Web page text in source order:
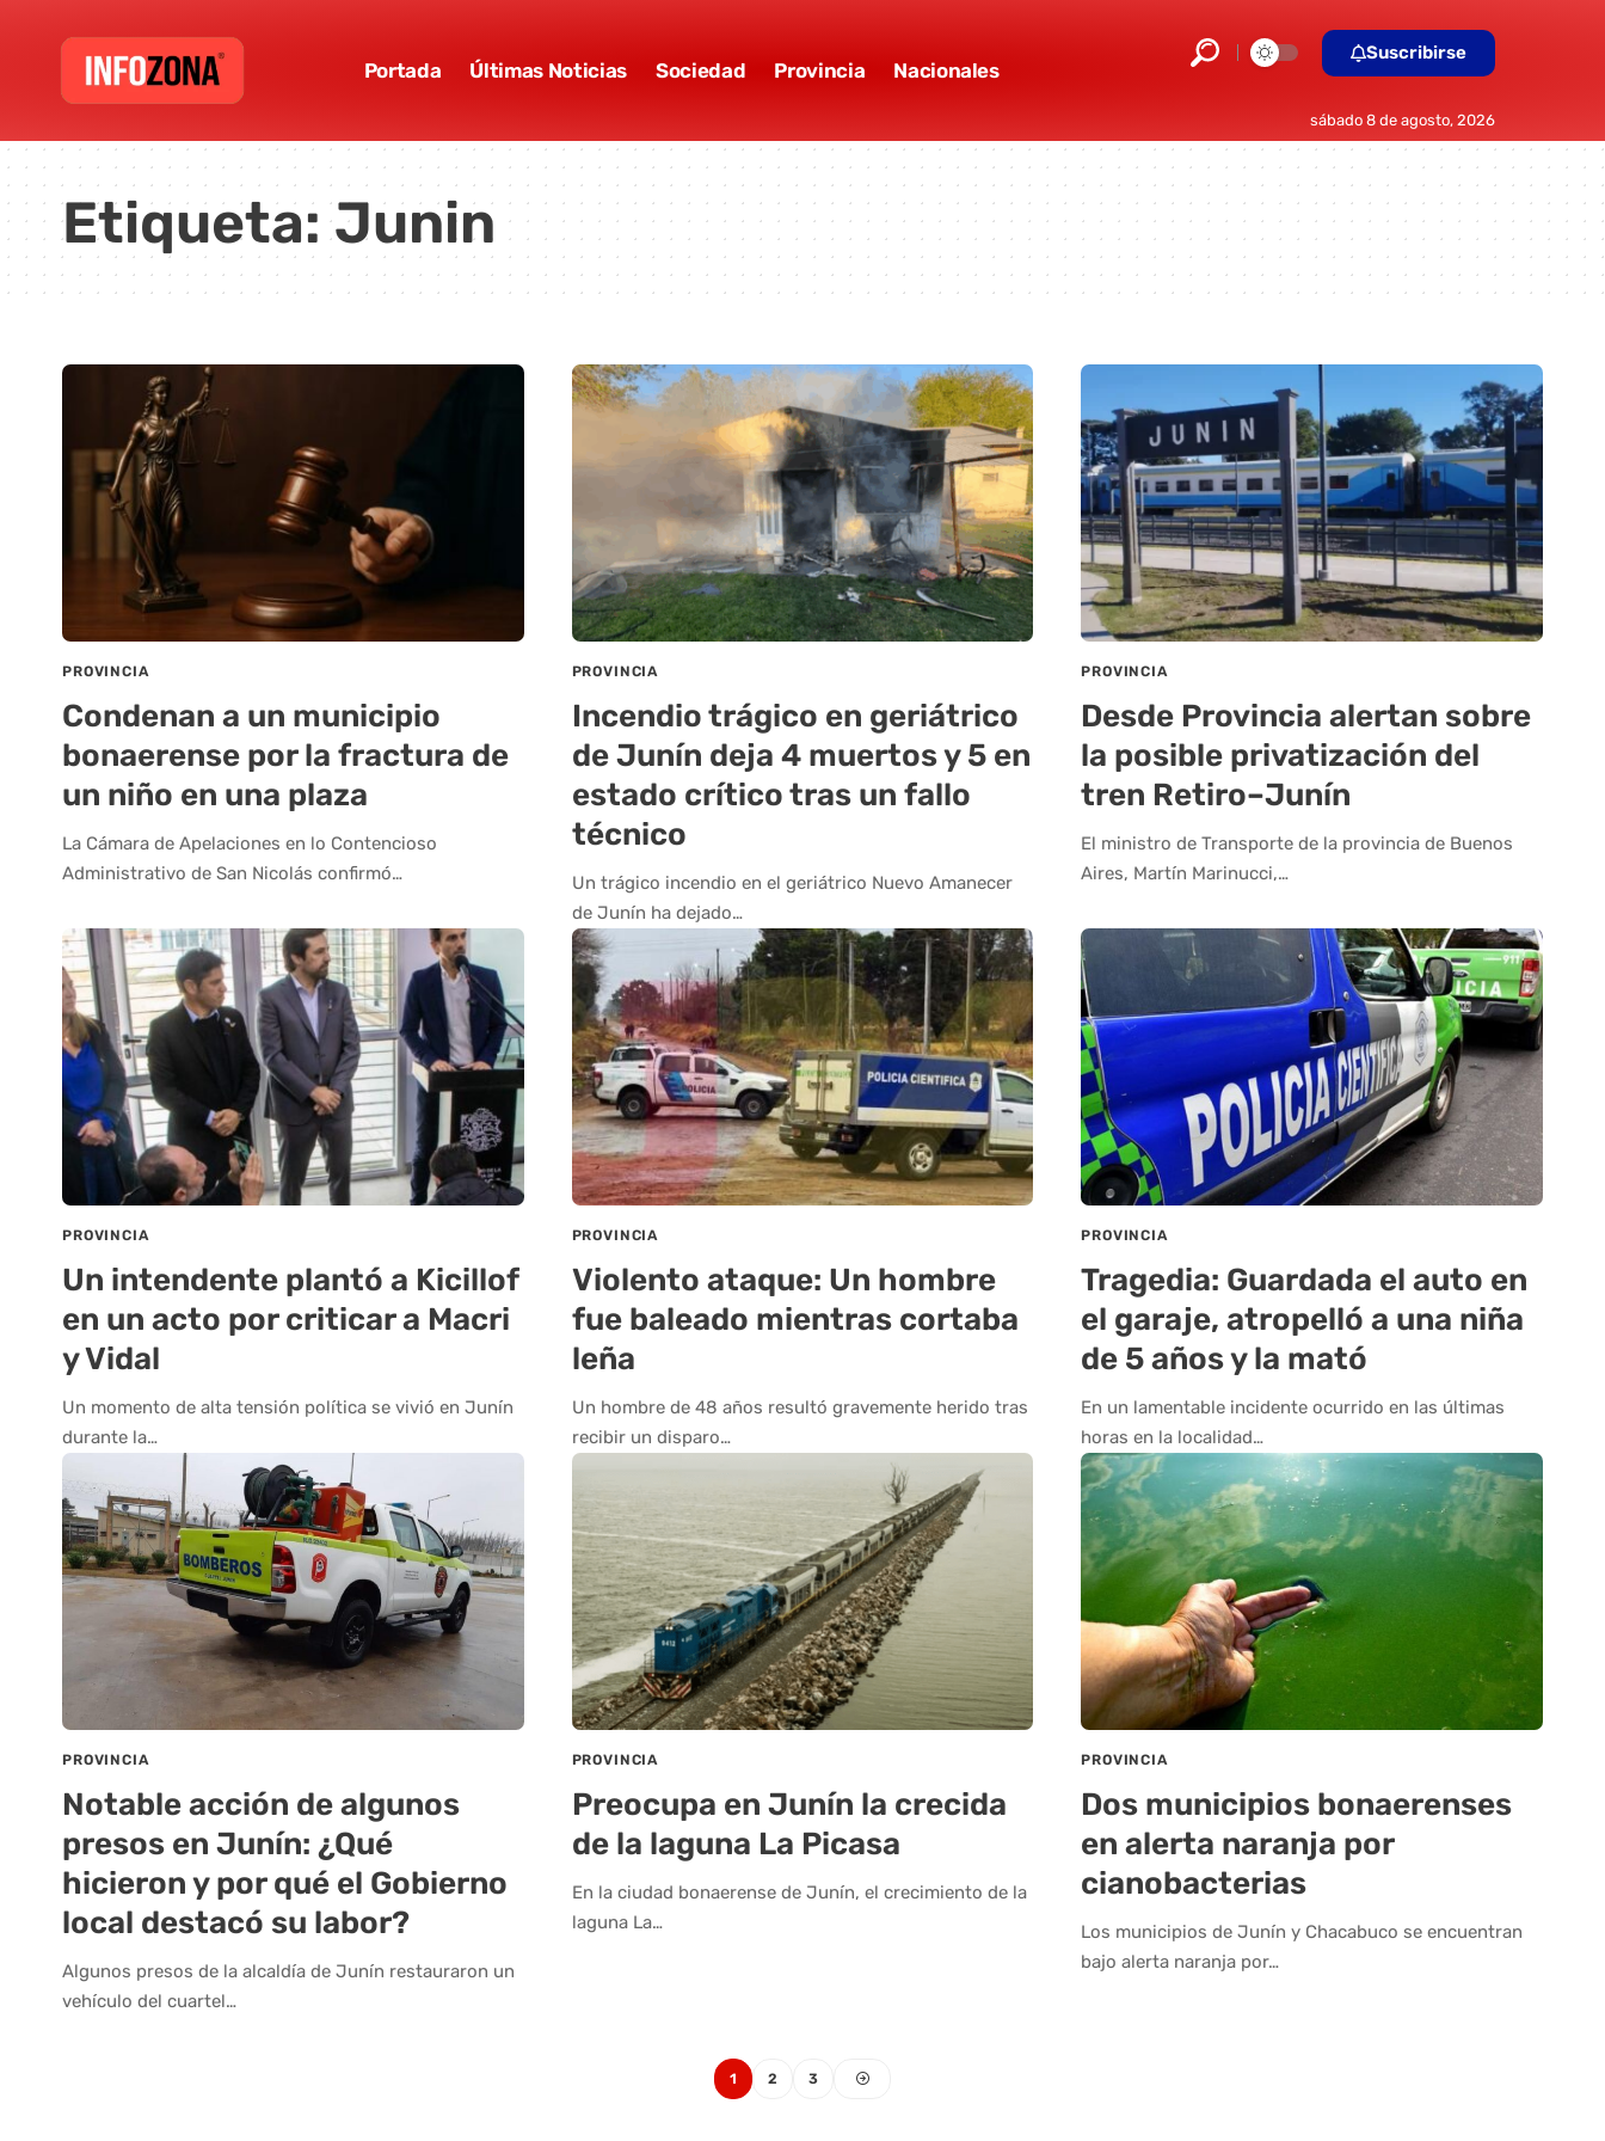
Portada Últimas Noticias Sociedad Provincia Nacionales
Suscribirse
sábado 8 de agosto, 2026
Etiqueta:Junin
PROVINCIA
Condenan a un municipio
bonaerense por la fractura de
un niño en una plaza
La Cámara de Apelaciones en lo Contencioso
Administrativo de San Nicolás confirmó…
PROVINCIA
Incendio trágico en geriátrico
de Junín deja 4 muertos y 5 en
estado crítico tras un fallo
técnico
Un trágico incendio en el geriátrico Nuevo Amanecer
de Junín ha dejado…
PROVINCIA
Desde Provincia alertan sobre
la posible privatización del
tren Retiro–Junín
El ministro de Transporte de la provincia de Buenos
Aires, Martín Marinucci,…
PROVINCIA
Un intendente plantó a Kicillof
en un acto por criticar a Macri
y Vidal
Un momento de alta tensión política se vivió en Junín
durante la…
PROVINCIA
Violento ataque: Un hombre
fue baleado mientras cortaba
leña
Un hombre de 48 años resultó gravemente herido tras
recibir un disparo…
PROVINCIA
Tragedia: Guardada el auto en
el garaje, atropelló a una niña
de 5 años y la mató
En un lamentable incidente ocurrido en las últimas
horas en la localidad…
PROVINCIA
Notable acción de algunos
presos en Junín: ¿Qué
hicieron y por qué el Gobierno
local destacó su labor?
Algunos presos de la alcaldía de Junín restauraron un
vehículo del cuartel…
PROVINCIA
Preocupa en Junín la crecida
de la laguna La Picasa
En la ciudad bonaerense de Junín, el crecimiento de la
laguna La…
PROVINCIA
Dos municipios bonaerenses
en alerta naranja por
cianobacterias
Los municipios de Junín y Chacabuco se encuentran
bajo alerta naranja por…
1 2 3